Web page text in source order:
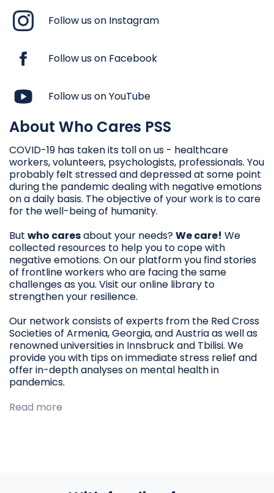
այրման
ԱՌԱՋԻՆ
առաջին
Կարմիր ՄահիկիԿարմիր Խաչի
համար
ԱՌԱՋԻՆ
ՈՒՂԵՑՈՒՅՑ
19-ից առաջացած
և
քայլերը:
Follow us on Instagram
Follow us on Facebook
Follow us on YouTube
About Who Cares PSS
COVID-19 has taken its toll on us - healthcare
workers, volunteers, psychologists, professionals. You
probably felt stressed and depressed at some point
during the pandemic dealing with negative emotions
on a daily basis. The objective of your work is to care
for the well-being of humanity.
But who caresabout your needs?We care! We
collected resources to help you to cope with
negative emotions. On our platform you find stories
of frontline workers who are facing the same
challenges as you. Visit our online library to
strengthen your resilience.
Our network consists of experts from the Red Cross
Societies of Armenia, Georgia, and Austria as well as
renowned universities in Innsbruck and Tbilisi. We
provide you with tips on immediate stress relief and
offer in-depth analyses on mental health in
pandemics.
Read more